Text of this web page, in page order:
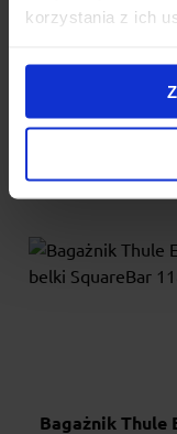
korzystania z ich
Bagażnik Thule